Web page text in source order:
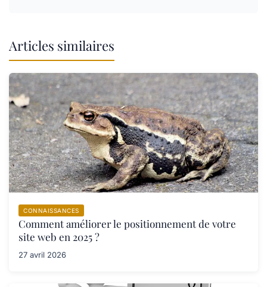
Articles similaires
CONNAISSANCES
Comment améliorer le positionnement de votre
site web en 2025 ?
27 avril 2026